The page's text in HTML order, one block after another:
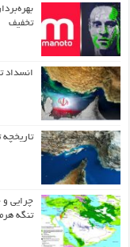
تخفیف
انسداد
تاریخچه
چرایی و
تنگه